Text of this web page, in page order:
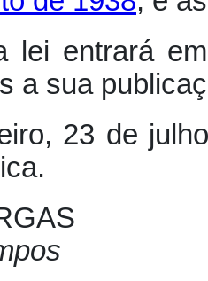
lei entrará
a sua
23 de